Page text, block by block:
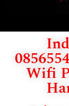
Wifi